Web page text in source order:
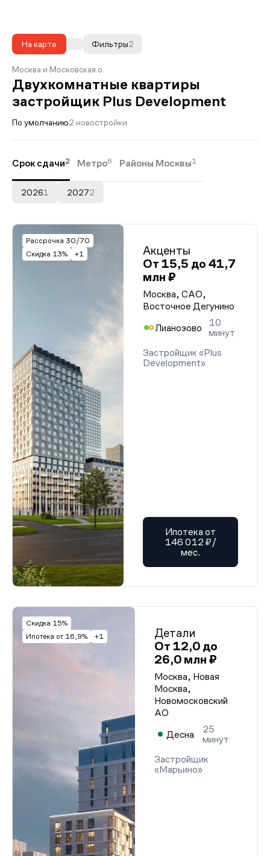
На карте 2
Фильтры
Москва и Московская о.
Двухкомнатные квартиры
застройщик Plus Development
По умолчанию2 новостройки
Срок сдачи2 Метро6 Районы Москвы1
20261 20272
Рассрочка 30/70
Скидка 13%
+1
Акценты
От 15,5 до 41,7
млн ₽
Москва, САО,
Восточное Дегунино
Лианозово
10
минут
Застройщик «Plus
Development»
Ипотека от
146 012 ₽/
мес.
Скидка 15%
Ипотека от 16,9%
+1
Детали
От 12,0 до
26,0 млн ₽
Москва, Новая
Москва,
Новомосковский
АО
Десна
25
минут
Застройщик
«Марьино»